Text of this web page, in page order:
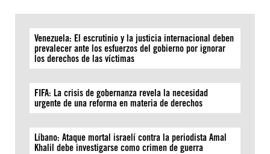
Venezuela: El escrutinio y la justicia internacional deben
prevalecer ante los esfuerzos del gobierno por ignorar
los derechos de las víctimas
FIFA: La crisis de gobernanza revela la necesidad
urgente de una reforma en materia de derechos
Líbano: Ataque mortal israelí contra la periodista Amal
Khalil debe investigarse como crimen de guerra